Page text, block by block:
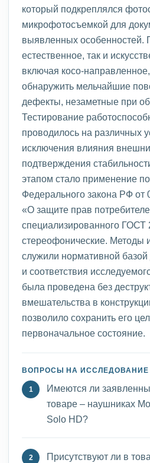
который подкреплялся
микрофотосъемкой для
выявленных особенностей.
естественное, так и
включая косо-
обнаружить мельчайшие
дефекты, незаметные при
Тестирование
проводилось на различных
исключения влияния
подтверждения
этапом стало применение
Федерального закона РФ
«О защите прав
специализированного
стереофонические. Методы
служили нормативной базой
и соответствия
была проведена без
вмешательства в
позволило сохранить его
первоначальное состояние.
ВОПРОСЫ НА ИССЛЕДОВАНИЕ
Имеются ли
товаре – наушниках
Solo HD?
Присутствуют ли в